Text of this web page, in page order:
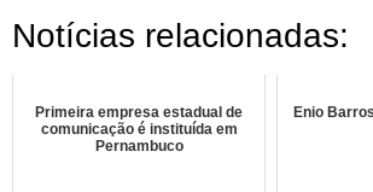
Notícias relacionadas:
Primeira empresa estadual de
comunicação é instituída em
Pernambuco
Enio